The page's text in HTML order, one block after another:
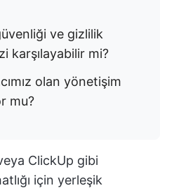
ve gizlilik
karşılayabilir mi?
olan yönetişim
mu?
ClickUp gibi
için yerleşik